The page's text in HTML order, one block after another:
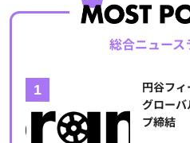
総合ニュース
円谷フ
グローバ
プ締結